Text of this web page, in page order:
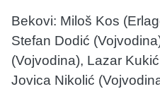
Bekovi: Miloš Kos
Stefan Dodić
(Vojvodina), Lazar
Jovica Nikolić